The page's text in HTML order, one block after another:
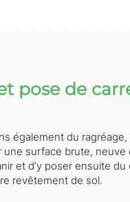
pose de
également du
une surface brute, neuve
et d’y poser ensuite du
revêtement de sol.